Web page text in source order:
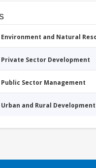
Environment and Natural
Private Sector Development
Public Sector Management
Urban and Rural Development